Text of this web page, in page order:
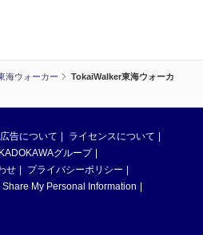
海ウォーカー
TokaiWalker東海ウォーカ
広告について
ライセンスについて
KADOKAWAグループ
せ
プライバシーポリシー
My Personal Information